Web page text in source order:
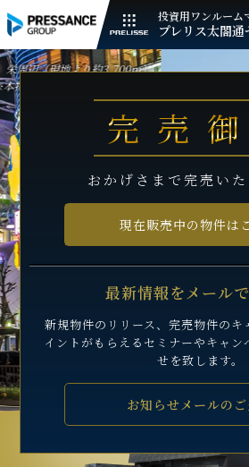
投資用ワンルーム
プレリス太閤通
完売
おかげさまで完売い
最新情報をメール
新規物件のリリース、完売物件のキ
イントがもらえるセミナーやキャン
せを致します。
お知らせメールの
現在販売中の物件は
（現地より約3,700m）
エリアと異なります。